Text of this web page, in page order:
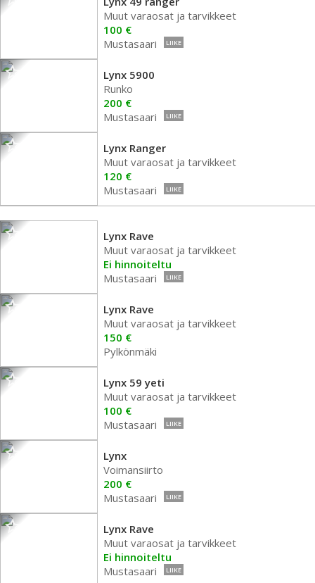
Muut varaosat ja tarvikkeet
100 €
Mustasaari
LIIKE
Lynx 5900
Runko
200 €
Mustasaari
LIIKE
Lynx Ranger
Muut varaosat ja tarvikkeet
120 €
Mustasaari
LIIKE
Lynx Rave
Muut varaosat ja tarvikkeet
Ei hinnoiteltu
Mustasaari
LIIKE
Lynx Rave
Muut varaosat ja tarvikkeet
150 €
Pylkönmäki
Lynx 59 yeti
Muut varaosat ja tarvikkeet
100 €
Mustasaari
LIIKE
Lynx
Voimansiirto
200 €
Mustasaari
LIIKE
Lynx Rave
Muut varaosat ja tarvikkeet
Ei hinnoiteltu
Mustasaari
LIIKE